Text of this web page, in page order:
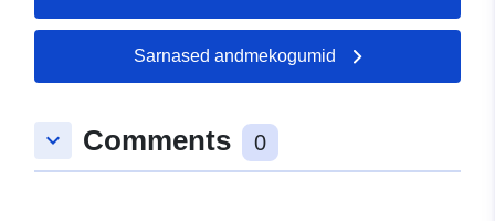
Sarnased andmekogumid
keyboard_arrow_down Comments 0